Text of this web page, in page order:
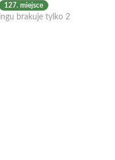
127. miejsce
brakuje tylko 2